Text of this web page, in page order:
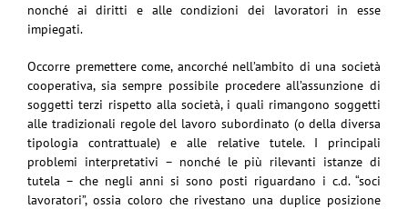
nonché ai diritti e alle condizioni dei lavoratori in esse
impiegati.
Occorre premettere come, ancorché nell’ambito di una società
cooperativa, sia sempre possibile procedere all’assunzione di
soggetti terzi rispetto alla società, i quali rimangono soggetti
alle tradizionali regole del lavoro subordinato (o della diversa
tipologia contrattuale) e alle relative tutele. I principali
problemi interpretativi – nonché le più rilevanti istanze di
tutela – che negli anni si sono posti riguardano i c.d. “soci
lavoratori”, ossia coloro che rivestano una duplice posizione